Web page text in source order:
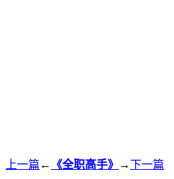
上一篇 ← 《全职高手》 →下一篇